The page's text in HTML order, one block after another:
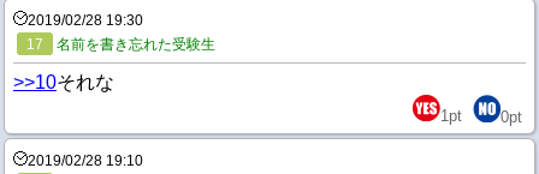
2019/02/28 19:30
17
名前を書き忘れた受験生
>>10それな
1pt 0pt
2019/02/28 19:10